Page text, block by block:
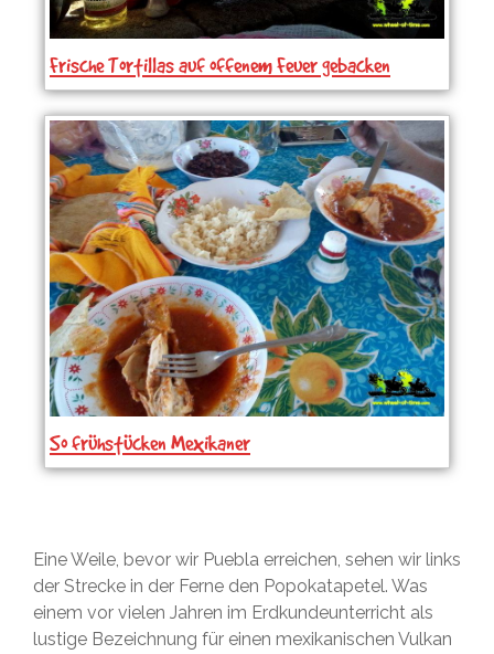
Frische Tortillas auf offenem Feuer gebacken
So frühstücken Mexikaner
Eine Weile, bevor wir Puebla erreichen, sehen wir links
der Strecke in der Ferne den Popokatapetel. Was
einem vor vielen Jahren im Erdkundeunterricht als
lustige Bezeichnung für einen mexikanischen Vulkan